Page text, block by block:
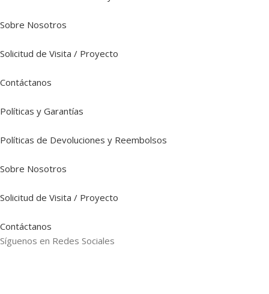
Sobre Nosotros
Solicitud de Visita / Proyecto
Contáctanos
Políticas y Garantías
Políticas de Devoluciones y Reembolsos
Sobre Nosotros
Solicitud de Visita / Proyecto
Contáctanos
Síguenos en Redes Sociales